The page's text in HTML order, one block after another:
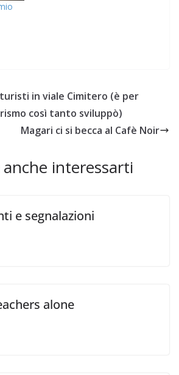
in viale Cimitero (è per
così tanto sviluppò)
Magari ci si becca al Cafè Noir
interessarti
e segnalazioni
alone